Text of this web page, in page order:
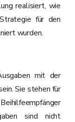
realisiert, wie
für den
wurden.
mit der
Sie stehen für
sind nicht